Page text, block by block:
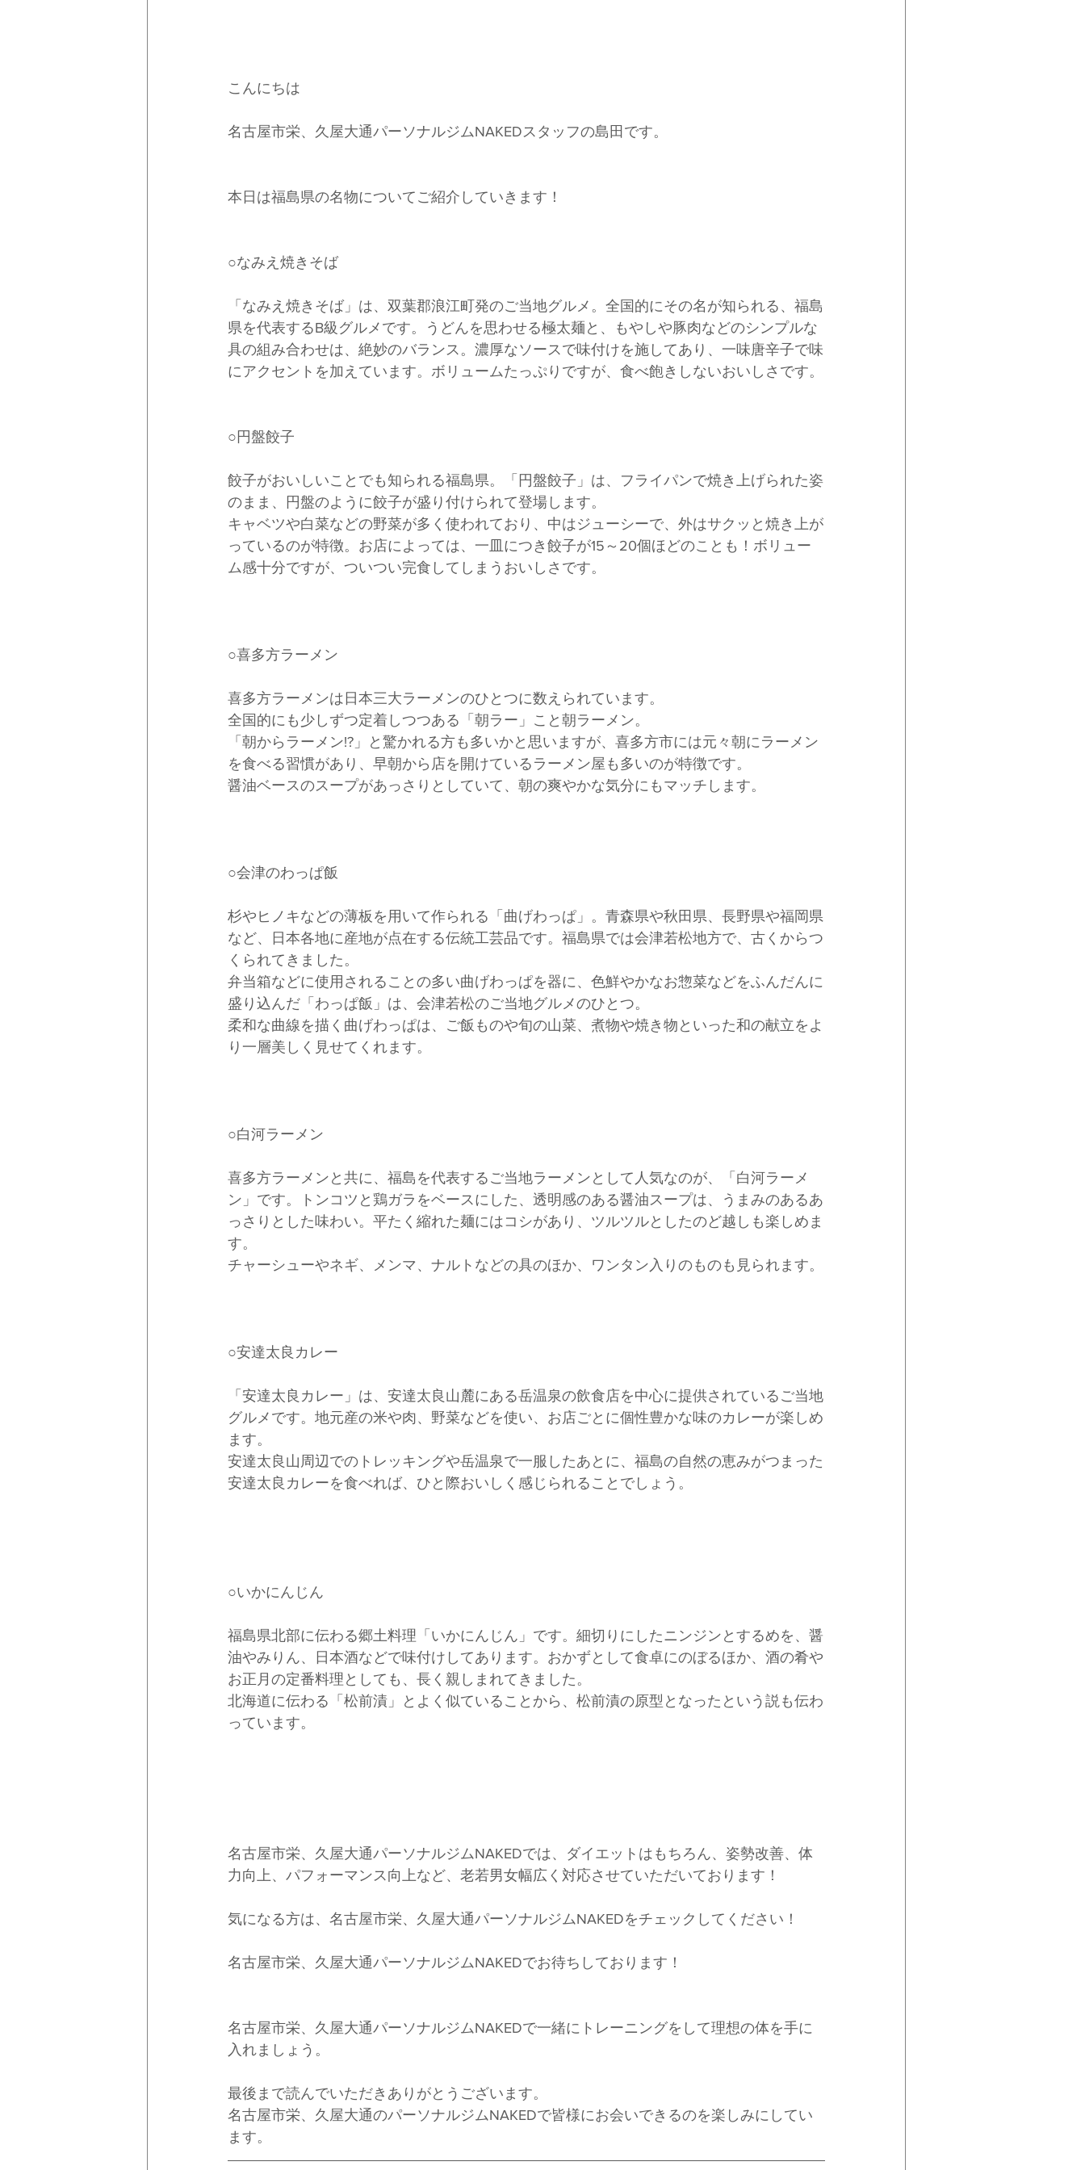
こんにちは
名古屋市栄、久屋大通パーソナルジムNAKEDスタッフの島田です。
本日は福島県の名物についてご紹介していきます！
○なみえ焼きそば
「なみえ焼きそば」は、双葉郡浪江町発のご当地グルメ。全国的にその名が知られる、福島
県を代表するB級グルメです。うどんを思わせる極太麺と、もやしや豚肉などのシンプルな
具の組み合わせは、絶妙のバランス。濃厚なソースで味付けを施してあり、一味唐辛子で味
にアクセントを加えています。ボリュームたっぷりですが、食べ飽きしないおいしさです。
○円盤餃子
餃子がおいしいことでも知られる福島県。「円盤餃子」は、フライパンで焼き上げられた姿
のまま、円盤のように餃子が盛り付けられて登場します。
キャベツや白菜などの野菜が多く使われており、中はジューシーで、外はサクッと焼き上が
っているのが特徴。お店によっては、一皿につき餃子が15～20個ほどのことも！ボリュー
ム感十分ですが、ついつい完食してしまうおいしさです。
○喜多方ラーメン
喜多方ラーメンは日本三大ラーメンのひとつに数えられています。
全国的にも少しずつ定着しつつある「朝ラー」こと朝ラーメン。
「朝からラーメン!?」と驚かれる方も多いかと思いますが、喜多方市には元々朝にラーメン
を食べる習慣があり、早朝から店を開けているラーメン屋も多いのが特徴です。
醤油ベースのスープがあっさりとしていて、朝の爽やかな気分にもマッチします。
○会津のわっぱ飯
杉やヒノキなどの薄板を用いて作られる「曲げわっぱ」。青森県や秋田県、長野県や福岡県
など、日本各地に産地が点在する伝統工芸品です。福島県では会津若松地方で、古くからつ
くられてきました。
弁当箱などに使用されることの多い曲げわっぱを器に、色鮮やかなお惣菜などをふんだんに
盛り込んだ「わっぱ飯」は、会津若松のご当地グルメのひとつ。
柔和な曲線を描く曲げわっぱは、ご飯ものや旬の山菜、煮物や焼き物といった和の献立をよ
り一層美しく見せてくれます。
○白河ラーメン
喜多方ラーメンと共に、福島を代表するご当地ラーメンとして人気なのが、「白河ラーメ
ン」です。トンコツと鶏ガラをベースにした、透明感のある醤油スープは、うまみのあるあ
っさりとした味わい。平たく縮れた麺にはコシがあり、ツルツルとしたのど越しも楽しめま
す。
チャーシューやネギ、メンマ、ナルトなどの具のほか、ワンタン入りのものも見られます。
○安達太良カレー
「安達太良カレー」は、安達太良山麓にある岳温泉の飲食店を中心に提供されているご当地
グルメです。地元産の米や肉、野菜などを使い、お店ごとに個性豊かな味のカレーが楽しめ
ます。
安達太良山周辺でのトレッキングや岳温泉で一服したあとに、福島の自然の恵みがつまった
安達太良カレーを食べれば、ひと際おいしく感じられることでしょう。
○いかにんじん
福島県北部に伝わる郷土料理「いかにんじん」です。細切りにしたニンジンとするめを、醤
油やみりん、日本酒などで味付けしてあります。おかずとして食卓にのぼるほか、酒の肴や
お正月の定番料理としても、長く親しまれてきました。
北海道に伝わる「松前漬」とよく似ていることから、松前漬の原型となったという説も伝わ
っています。
名古屋市栄、久屋大通パーソナルジムNAKEDでは、ダイエットはもちろん、姿勢改善、体
力向上、パフォーマンス向上など、老若男女幅広く対応させていただいております！
気になる方は、名古屋市栄、久屋大通パーソナルジムNAKEDをチェックしてください！
名古屋市栄、久屋大通パーソナルジムNAKEDでお待ちしております！
名古屋市栄、久屋大通パーソナルジムNAKEDで一緒にトレーニングをして理想の体を手に
入れましょう。
最後まで読んでいただきありがとうございます。
名古屋市栄、久屋大通のパーソナルジムNAKEDで皆様にお会いできるのを楽しみにしてい
ます。